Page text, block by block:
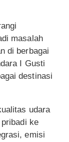
masalah
di berbagai
I Gusti
destinasi
udara
ke
emisi